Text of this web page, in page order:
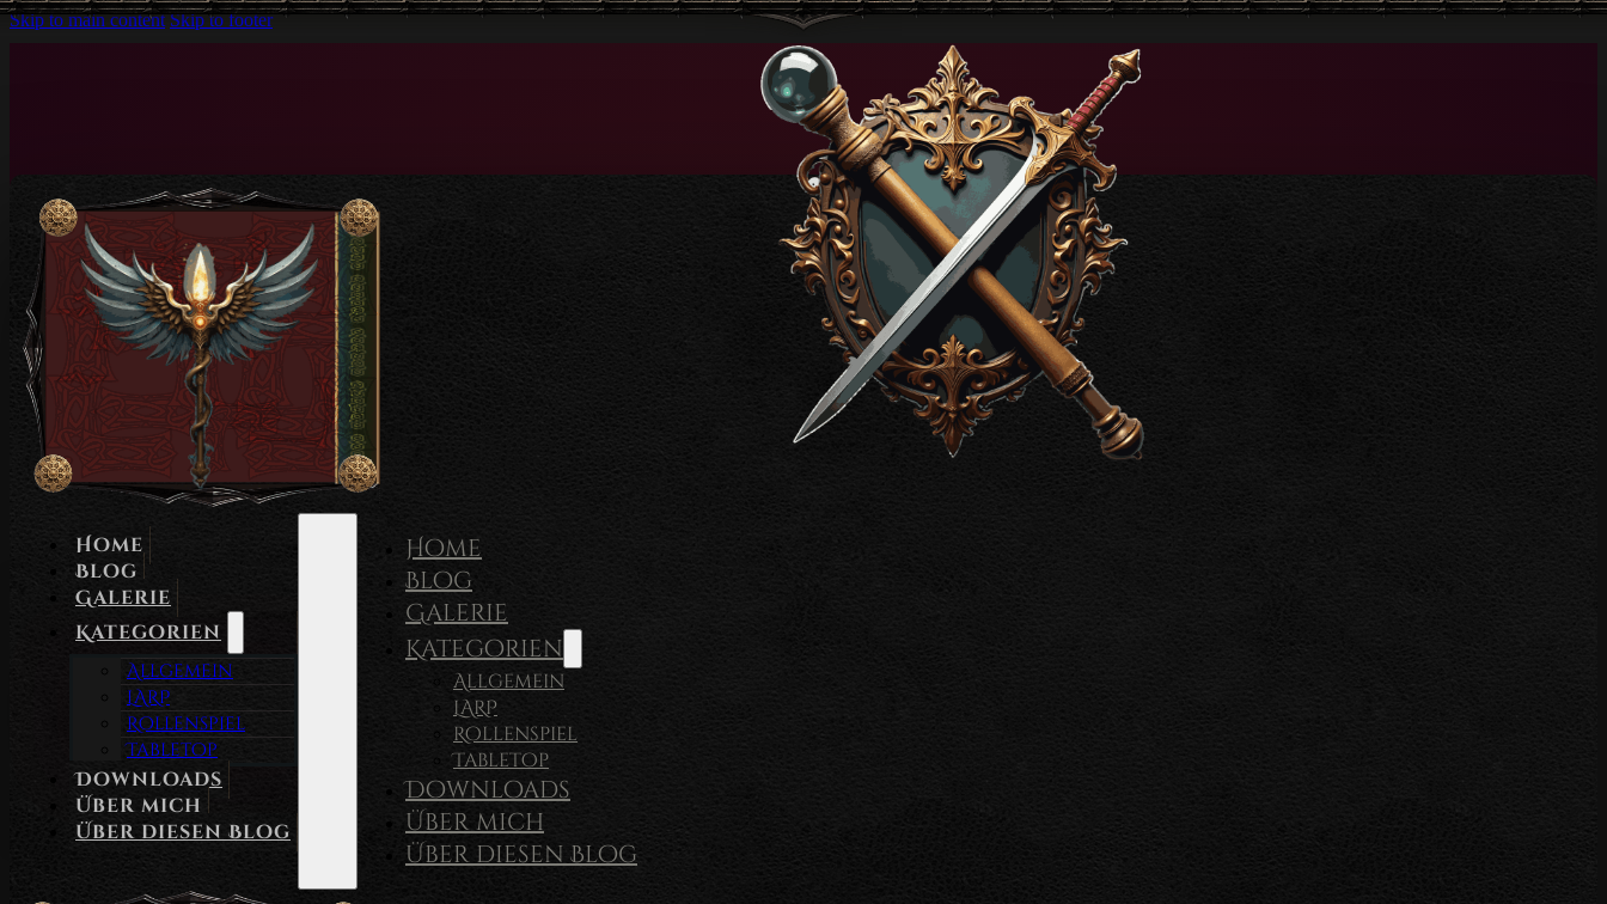
Skip to main content Skip to footer
Home
Blog
Galerie
Kategorien
Allgemein
LARP
Rollenspiel
Tabletop
Downloads
Über mich
Über diesen Blog
Home
Blog
Galerie
Kategorien
Allgemein
LARP
Rollenspiel
Tabletop
Downloads
Über mich
Über diesen Blog